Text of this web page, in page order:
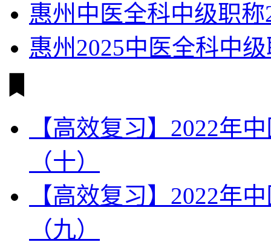
惠州中医全科中级职
惠州2025中医全科中
【高效复习】2022年
（十）
【高效复习】2022年
（九）